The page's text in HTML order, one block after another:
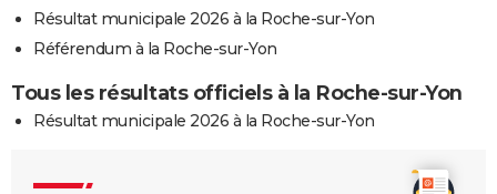
Résultat municipale 2026 à la Roche-sur-Yon
Référendum à la Roche-sur-Yon
Tous les résultats officiels à la Roche-sur-Yon
Résultat municipale 2026 à la Roche-sur-Yon